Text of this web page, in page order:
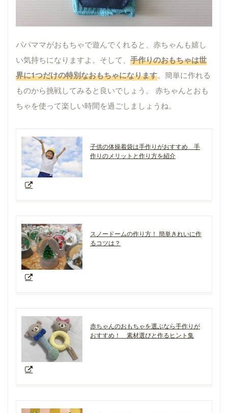
パパママがおもちゃで遊んでくれると、赤ちゃんも嬉し
い気持ちになりますよ。そして、 手作りのおもちゃは世
界に1つだけの特別なおもちゃになります。簡単に作れる
ものから挑戦してみると良いでしょう。 赤ちゃんとおも
ちゃを使って楽しい時間を過ごしましょうね。
子供の体操着袋は手作りがおすすめ 手
作りのメリットと作り方を紹介
スノードームの作り方！ 簡単きれいに作
るコツは？
赤ちゃんのおもちゃを選ぶなら手作りが
おすすめ！ 素材選びと作るヒント集